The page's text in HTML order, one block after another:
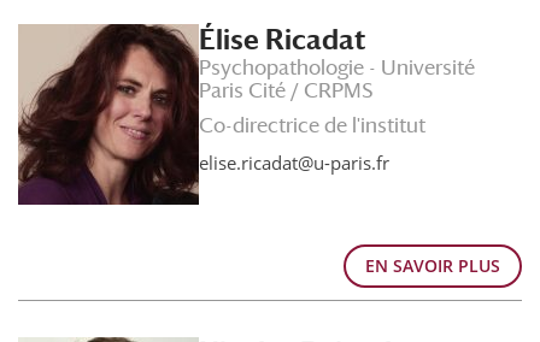
Élise Ricadat
Psychopathologie - Université
Paris Cité / CRPMS
Co-directrice de l'institut
elise.ricadat@u-paris.fr
EN SAVOIR PLUS